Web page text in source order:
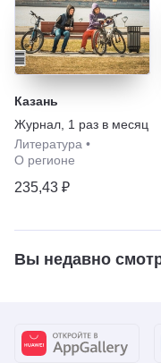
Казань
Журнал 1 раз в месяц
Литература •
О регионе
235,43 ₽
Вы недавно